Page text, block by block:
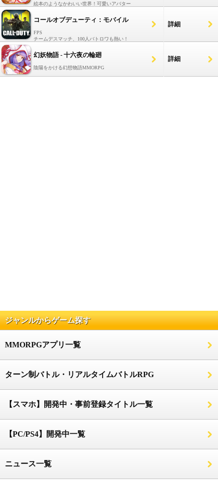
絵本のようなかわいい世界！可愛いアバター
コールオブデューティ：モバイル
FPS
チームデスマッチ、100人バトロワも熱い！
詳細
幻妖物語 - 十六夜の輪廻
陰陽をかける幻想物語MMORPG
詳細
ジャンルからゲーム探す
MMORPGアプリ一覧
ターン制バトル・リアルタイムバトルRPG
【スマホ】開発中・事前登録タイトル一覧
【PC/PS4】開発中一覧
ニュース一覧